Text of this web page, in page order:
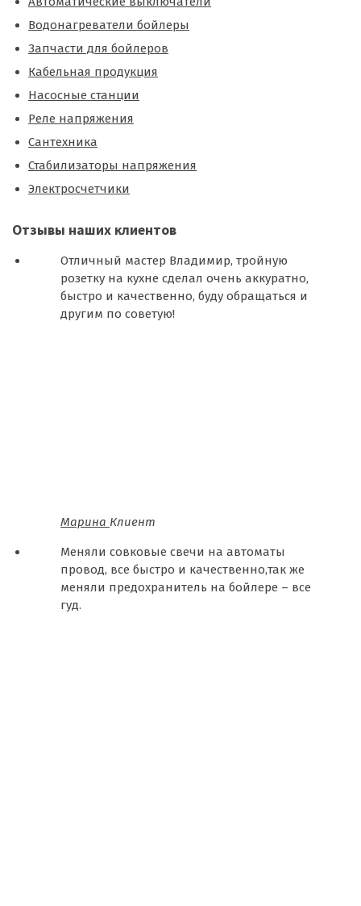
Водонагреватели бойлеры
Запчасти для бойлеров
Кабельная продукция
Насосные станции
Реле напряжения
Сантехника
Стабилизаторы напряжения
Электросчетчики
Отзывы наших клиентов
Отличный мастер Владимир, тройную
розетку на кухне сделал очень аккуратно,
быстро и качественно, буду обращаться и
другим по советую!
Марина Клиент
Меняли совковые свечи на автоматы
провод, все быстро и качественно,так же
меняли предохранитель на бойлере – все
гуд.